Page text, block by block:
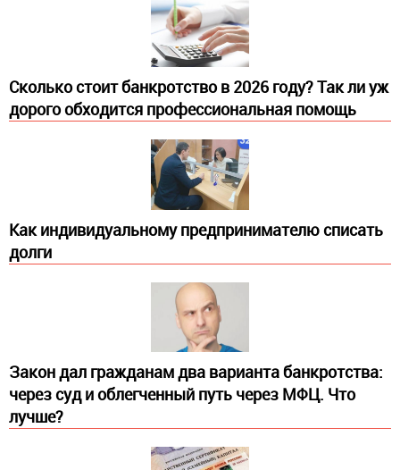
Сколько стоит банкротство в 2026 году? Так ли уж
дорого обходится профессиональная помощь
Как индивидуальному предпринимателю списать
долги
Закон дал гражданам два варианта банкротства:
через суд и облегченный путь через МФЦ. Что
лучше?